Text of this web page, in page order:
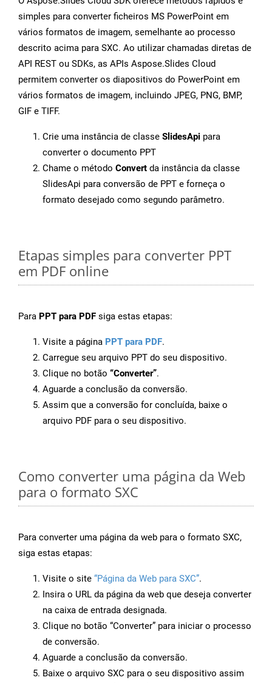
simples para converter ficheiros MS PowerPoint em
vários formatos de imagem, semelhante ao processo
descrito acima para SXC. Ao utilizar chamadas diretas de
API REST ou SDKs, as APIs Aspose.Slides Cloud
permitem converter os diapositivos do PowerPoint em
vários formatos de imagem, incluindo JPEG, PNG, BMP,
GIF e TIFF.
Crie uma instância de classe SlidesApi para
converter o documento PPT
Chame o método Convert da instância da classe
SlidesApi para conversão de PPT e forneça o
formato desejado como segundo parâmetro.
Etapas simples para converter PPT
em PDF online
Para PPT para PDF siga estas etapas:
Visite a página PPT para PDF.
Carregue seu arquivo PPT do seu dispositivo.
Clique no botão “Converter”.
Aguarde a conclusão da conversão.
Assim que a conversão for concluída, baixe o
arquivo PDF para o seu dispositivo.
Como converter uma página da Web
para o formato SXC
Para converter uma página da web para o formato SXC,
siga estas etapas:
Visite o site “Página da Web para SXC”.
Insira o URL da página da web que deseja converter
na caixa de entrada designada.
Clique no botão “Converter” para iniciar o processo
de conversão.
Aguarde a conclusão da conversão.
Baixe o arquivo SXC para o seu dispositivo assim